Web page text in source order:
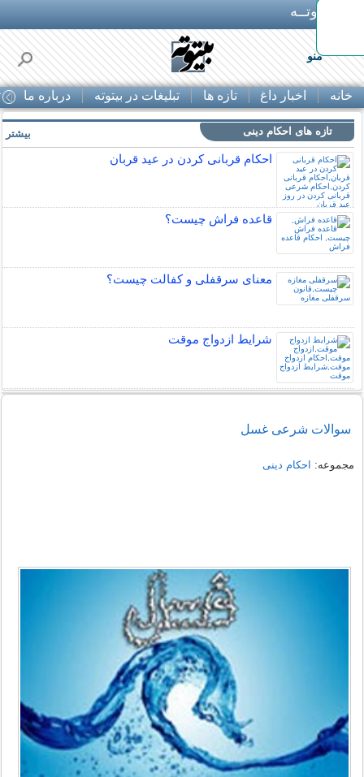
بـیتوتــه
منو
خانه اخبار داغ تازه ها تبلیغات در بیتوته درباره ما
تازه های احکام دینی
احکام قربانی کردن در عید قربان
قاعده فراش چیست؟
معنای سرقفلی و کفالت چیست؟
شرایط ازدواج موقت
بیشتر
سوالات شرعی غسل
مجموعه: احکام دینی